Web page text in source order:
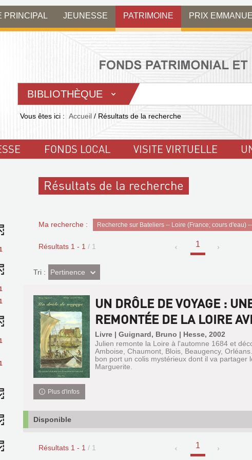
PRINCIPAL JEUNESSE PATRIMOINE PRIX
BIBLIOTHÈQUE
Vous êtes ici : Accueil / Résultats de la recherche
FONDS LOCAL VISITE VIRTUELLE
Résultats de la recherche
Ma recherche : Recherche sur Bateliers -- Loire (France; cours d'eau)
Résultats 1 - 1 / 1 1
Tri :(Effet
imédiat)
Pertinence
UN DRÔLE DE VOYAGE :
REMONTÉE DE LA LOIRE
Livre | Guignard, Bruno | Hesse, 2002
Julien remonte la Loire à l'automne 1684 et
Amboise, Chaumont, Blois, Beaugency,
bon port un colis mystérieux dont il va partager
Marguerite.
Plus d'infos
Disponible
Résultats 1 - 1 / 1 1